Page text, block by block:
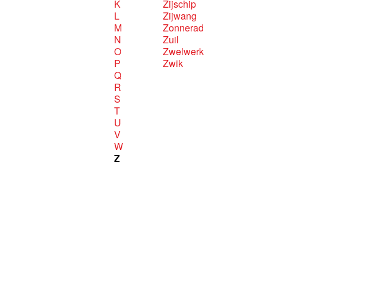
K
L
M
N
O
P
Q
R
S
T
U
V
W
Z
Zijschip
Zijwang
Zonnerad
Zuil
Zwelwerk
Zwik